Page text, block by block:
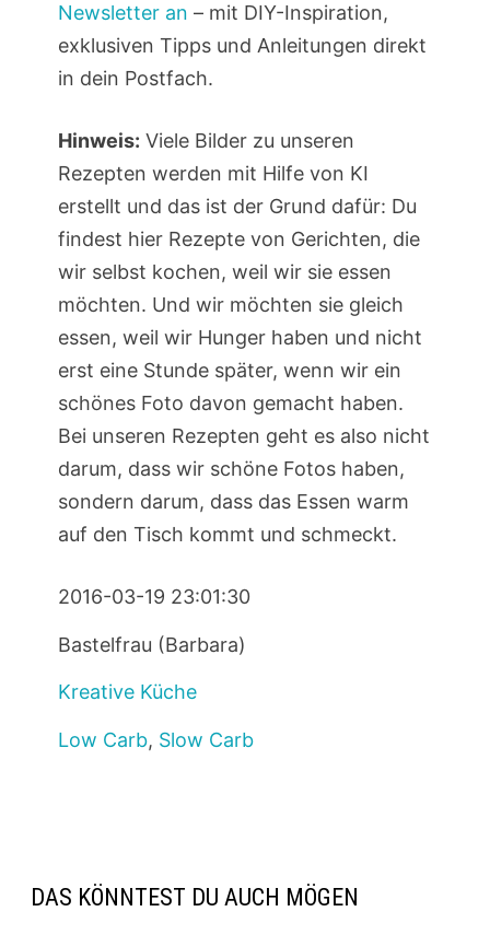
Newsletter an – mit DIY-Inspiration,
exklusiven Tipps und Anleitungen direkt
in dein Postfach.
Hinweis: Viele Bilder zu unseren
Rezepten werden mit Hilfe von KI
erstellt und das ist der Grund dafür: Du
findest hier Rezepte von Gerichten, die
wir selbst kochen, weil wir sie essen
möchten. Und wir möchten sie gleich
essen, weil wir Hunger haben und nicht
erst eine Stunde später, wenn wir ein
schönes Foto davon gemacht haben.
Bei unseren Rezepten geht es also nicht
darum, dass wir schöne Fotos haben,
sondern darum, dass das Essen warm
auf den Tisch kommt und schmeckt.
2016-03-19 23:01:30
Bastelfrau (Barbara)
Kreative Küche
Low Carb, Slow Carb
DAS KÖNNTEST DU AUCH MÖGEN